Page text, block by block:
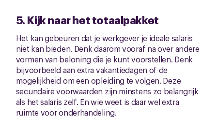
5. Kijk naar het totaalpakket
Het kan gebeuren dat je werkgever je ideale salaris
niet kan bieden. Denk daarom vooraf na over andere
vormen van beloning die je kunt voorstellen. Denk
bijvoorbeeld aan extra vakantiedagen of de
mogelijkheid om een opleiding te volgen. Deze
secundaire voorwaarden zijn minstens zo belangrijk
als het salaris zelf. En wie weet is daar wel extra
ruimte voor onderhandeling.